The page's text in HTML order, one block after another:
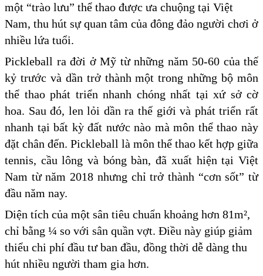
một “trào lưu” thể thao được ưa chuộng tại Việt
Nam, thu hút sự quan tâm của đông đảo người chơi ở
nhiều lứa tuổi.
Pickleball ra đời ở Mỹ từ những năm 50-60 của thế
kỷ trước và dần trở thành một trong những bộ môn
thể thao phát triển nhanh chóng nhất tại xứ sở cờ
hoa. Sau đó, len lỏi dần ra thế giới và phát triển rất
nhanh tại bất kỳ đất nước nào mà môn thể thao này
đặt chân đến. Pickleball là môn thể thao kết hợp giữa
tennis, cầu lông và bóng bàn, đã xuất hiện tại Việt
Nam từ năm 2018 nhưng chỉ trở thành “cơn sốt” từ
đầu năm nay.
Diện tích của một sân tiêu chuẩn khoảng hơn 81m²,
chỉ bằng ¼ so với sân quần vợt. Điều này giúp giảm
thiểu chi phí đầu tư ban đầu, đồng thời dễ dàng thu
hút nhiều người tham gia hơn.